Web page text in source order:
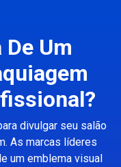
Um
divulgar seu salão
As marcas líderes
um emblema visual